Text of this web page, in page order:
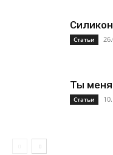
Статьи
Ты
Статьи